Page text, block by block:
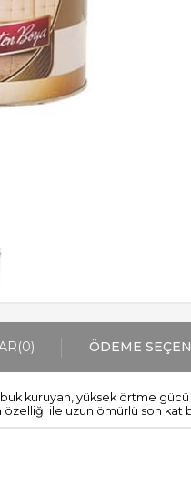
(0) ÖDEME
kuruyan, yüksek örtme
özelliği ile uzun ömürlü son kat